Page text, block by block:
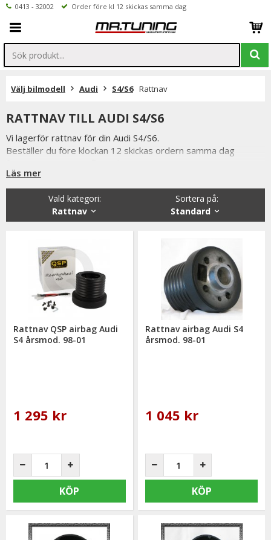
0413 - 32002 Order före kl 12 skickas samma dag
Välj bilmodell Audi S4/S6 Rattnav
RATTNAV TILL AUDI S4/S6
Vi lagerför rattnav för din Audi S4/S6.
Beställer du före klockan 12 skickas ordern samma dag
Vi på Mr Tuning har själva ett stort intresse för bilstyling &
biltuning, därför vet vi att de produkter vi erbjuder håller
måttet. Handgjuta rattnav från Italienska Luisi.
Du har alltid 14 dagars returrätt och om du har några frågor
funderingar. På vardagar mellan 09 - 16 kan ni nå oss via
telefon: 0413-32002. Ni når oss även via
mail: info@mrtuning.se
Läs mer
Sortera på:
Standard
Vald kategori:
Rattnav
Rattnav QSP airbag Audi
S4 årsmod. 98-01
1 295 kr
KÖP
Rattnav airbag Audi S4
årsmod. 98-01
1 045 kr
KÖP